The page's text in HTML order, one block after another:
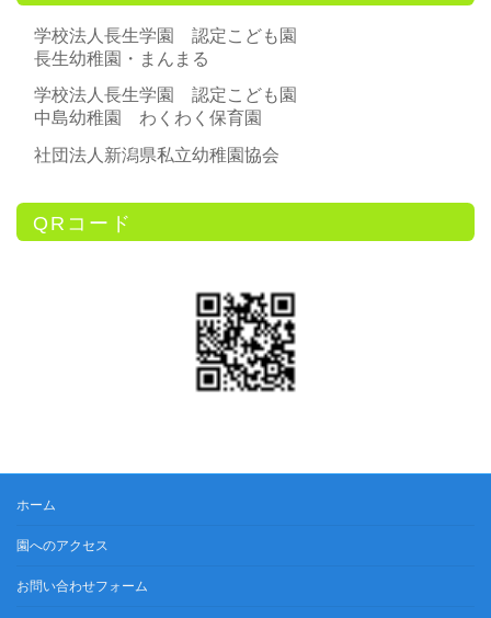
学校法人長生学園 認定こども園
長生幼稚園・まんまる
学校法人長生学園 認定こども園
中島幼稚園 わくわく保育園
社団法人新潟県私立幼稚園協会
QRコード
ホーム
園へのアクセス
お問い合わせフォーム